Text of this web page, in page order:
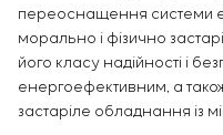
переоснащення системи
морально і фізично
його класу надійності і
енергоефективним, а
застаріле обладнання із